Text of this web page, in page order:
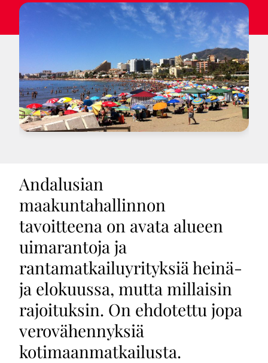
Andalusian
maakuntahallinnon
tavoitteena on avata alueen
uimarantoja ja
rantamatkailuyrityksiä heinä-
ja elokuussa, mutta millaisin
rajoituksin. On ehdotettu jopa
verovähennyksiä
kotimaanmatkailusta.